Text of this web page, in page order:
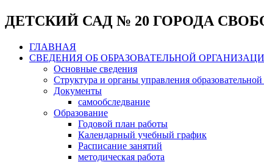
ДЕТСКИЙ САД № 20 ГОРОДА
ГЛАВНАЯ
СВЕДЕНИЯ ОБ ОБРАЗОВАТЕЛЬНОЙ
Основные сведения
Структура и органы управления
Документы
самообследвание
Образование
Годовой план работы
Календарный учебный график
Расписание занятий
методическая работа